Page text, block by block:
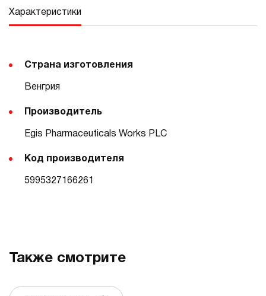
Характеристики
Страна изготовления
Венгрия
Производитель
Egis Pharmaceuticals Works PLC
Код производителя
5995327166261
Также смотрите